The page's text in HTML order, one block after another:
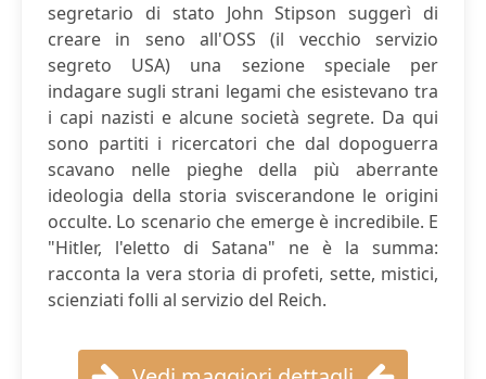
segretario di stato John Stipson suggerì di
creare in seno all'OSS (il vecchio servizio
segreto USA) una sezione speciale per
indagare sugli strani legami che esistevano tra
i capi nazisti e alcune società segrete. Da qui
sono partiti i ricercatori che dal dopoguerra
scavano nelle pieghe della più aberrante
ideologia della storia sviscerandone le origini
occulte. Lo scenario che emerge è incredibile. E
"Hitler, l'eletto di Satana" ne è la summa:
racconta la vera storia di profeti, sette, mistici,
scienziati folli al servizio del Reich.